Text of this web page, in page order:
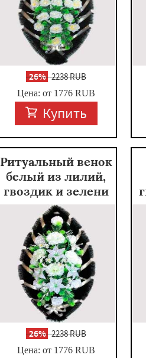
-26%2238 RUB
Цена: от 1776 RUB
Купить
Ритуальный венок
белый из лилий,
гвоздик и зелени
-26%2238 RUB
Цена: от 1776 RUB